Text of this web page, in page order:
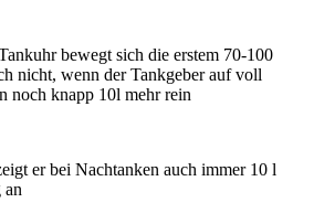
bewegt sich die erstem 70-100
nicht, wenn der Tankgeber auf voll
noch knapp 10l mehr rein
er bei Nachtanken auch immer 10 l
an